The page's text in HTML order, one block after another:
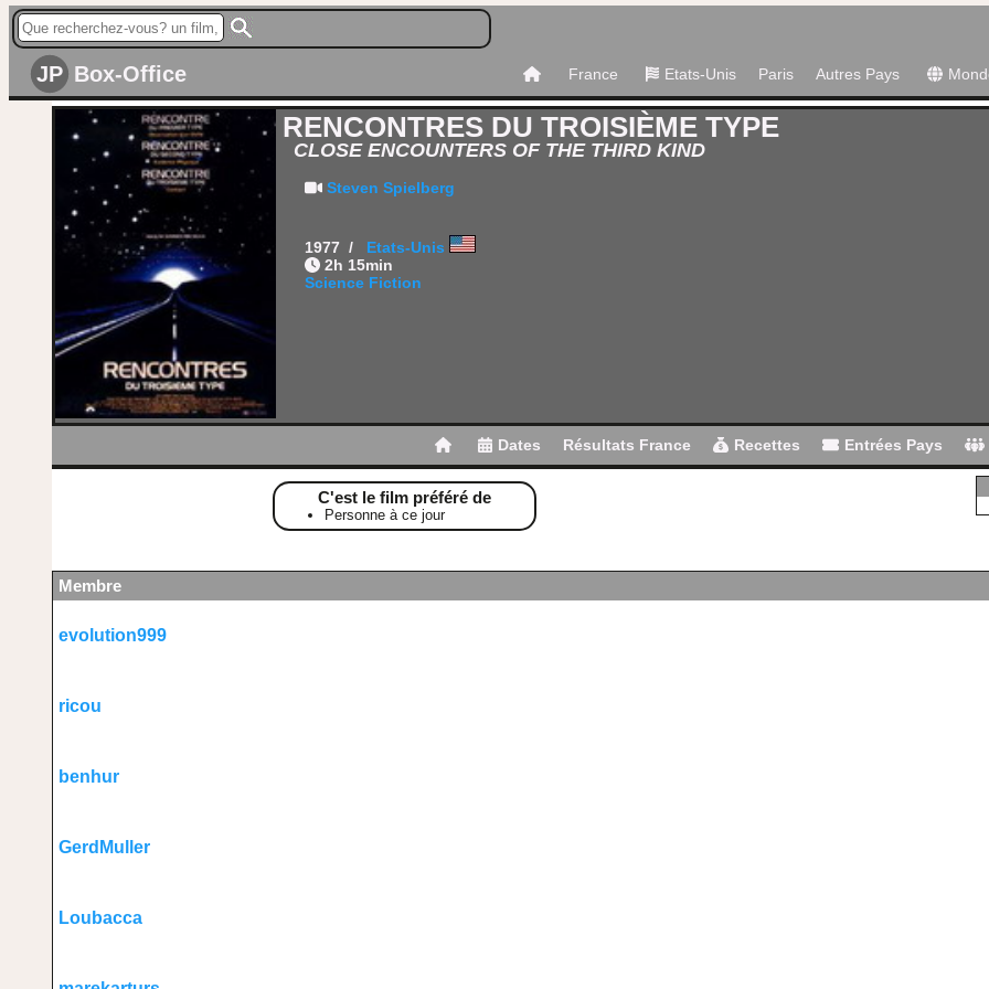
JP Box-Office France Etats-Unis Paris Autres Pays
RENCONTRES DU TROISIÈME TYPE
CLOSE ENCOUNTERS OF THE THIRD KIND
Steven Spielberg
1977 / Etats-Unis
2h 15min
Science Fiction
Dates Résultats France Recettes Entrées Pays
C'est le film préféré de
Personne à ce jour
Membre
evolution999
ricou
benhur
GerdMuller
Loubacca